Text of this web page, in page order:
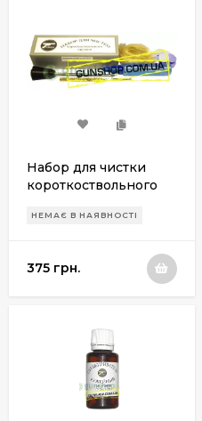
Набор для чистки
короткоствольного
4,5мм (в
коробке) Ружес ПК1
НЕМАЄ В НАЯВНОСТІ
375 грн.